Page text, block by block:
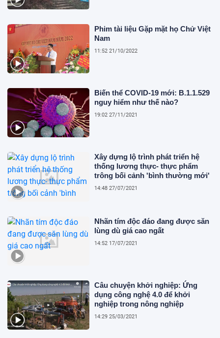
Phim tài liệu Gặp mặt họ Chử Việt
Nam
11:52 21/10/2022
Biến thể COVID-19 mới: B.1.1.529
nguy hiểm như thế nào?
19:02 27/11/2021
Xây dựng lộ trình phát triển hệ
thống lương thực- thực phẩm
trông bối cảnh 'bình thường mới'
14:48 27/07/2021
Nhãn tím độc đáo đang được săn
lùng dù giá cao ngất
14:52 17/07/2021
Câu chuyện khởi nghiệp: Ứng
dụng công nghệ 4.0 để khởi
nghiệp trong nông nghiệp
14:29 25/03/2021